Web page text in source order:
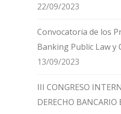
22/09/2023
Convocatoria de los
Banking Public Law y
13/09/2023
III CONGRESO
DERECHO BANCARIO